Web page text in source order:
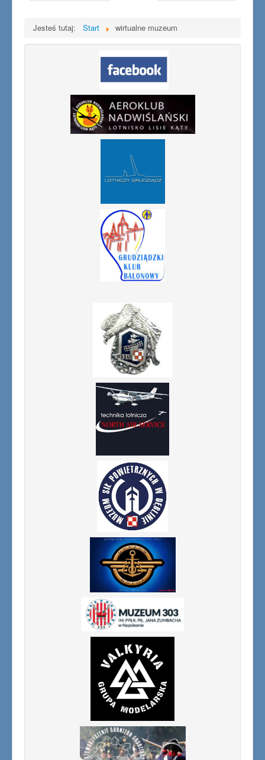
Jesteś tutaj: Start wirtualne muzeum